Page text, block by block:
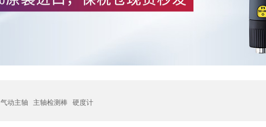
气动主轴 主轴检测棒 硬度计